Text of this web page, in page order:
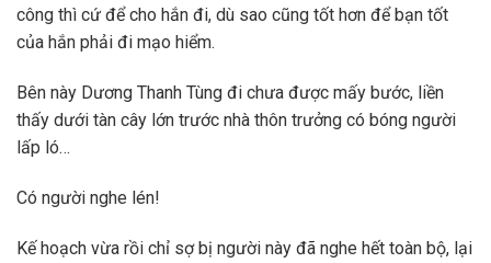
công thì cứ để cho hắn đi, dù sao cũng tốt hơn để bạn tốt
của hắn phải đi mạo hiểm.
Bên này Dương Thanh Tùng đi chưa được mấy bước, liền
thấy dưới tàn cây lớn trước nhà thôn trưởng có bóng người
lấp ló…
Có người nghe lén!
Kế hoạch vừa rồi chỉ sợ bị người này đã nghe hết toàn bộ, lại